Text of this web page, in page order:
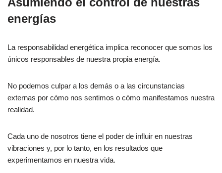
energías
La responsabilidad energética implica reconocer que somos los
únicos responsables de nuestra propia energía.
No podemos culpar a los demás o a las circunstancias
externas por cómo nos sentimos o cómo manifestamos nuestra
realidad.
Cada uno de nosotros tiene el poder de influir en nuestras
vibraciones y, por lo tanto, en los resultados que
experimentamos en nuestra vida.